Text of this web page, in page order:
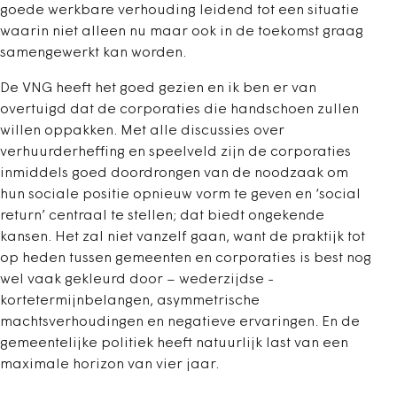
goede werkbare verhouding leidend tot een situatie
waarin niet alleen nu maar ook in de toekomst graag
samengewerkt kan worden.
De VNG heeft het goed gezien en ik ben er van
overtuigd dat de corporaties die handschoen zullen
willen oppakken. Met alle discussies over
verhuurderheffing en speelveld zijn de corporaties
inmiddels goed doordrongen van de noodzaak om
hun sociale positie opnieuw vorm te geven en ‘social
return’ centraal te stellen; dat biedt ongekende
kansen. Het zal niet vanzelf gaan, want de praktijk tot
op heden tussen gemeenten en corporaties is best nog
wel vaak gekleurd door – wederzijdse -
kortetermijnbelangen, asymmetrische
machtsverhoudingen en negatieve ervaringen. En de
gemeentelijke politiek heeft natuurlijk last van een
maximale horizon van vier jaar.